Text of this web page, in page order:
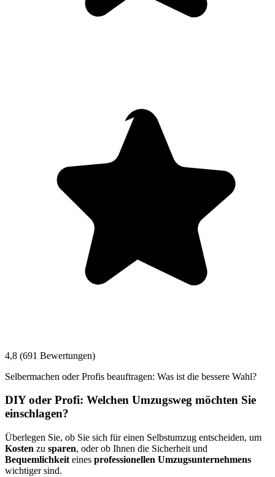
4,8 (691 Bewertungen)
Selbermachen oder Profis beauftragen: Was ist die bessere Wahl?
DIY oder Profi: Welchen Umzugsweg möchten Sie
einschlagen?
Überlegen Sie, ob Sie sich für einen Selbstumzug entscheiden, um
Kosten zu sparen, oder ob Ihnen die Sicherheit und
Bequemlichkeit eines professionellen Umzugsunternehmens
wichtiger sind.